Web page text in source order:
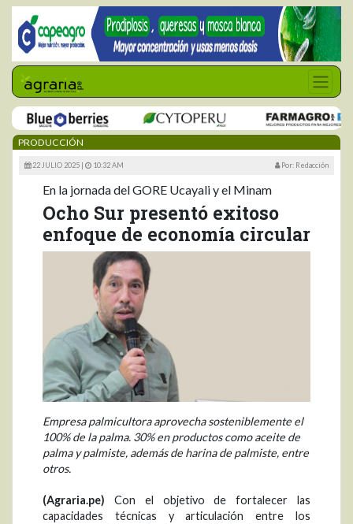
PRODUCCIÓN
22 JULIO 2025 | 10:32 AM Por: Redacción
En la jornada del GORE Ucayali y el Minam
Ocho Sur presentó exitoso
enfoque de economía circular
Empresa palmicultora aprovecha sosteniblemente el
100% de la palma. 30% en productos como aceite de
palma y palmiste, además de harina de palmiste, entre
otros.
(Agraria.pe) Con el objetivo de fortalecer las
capacidades técnicas y articulación entre los